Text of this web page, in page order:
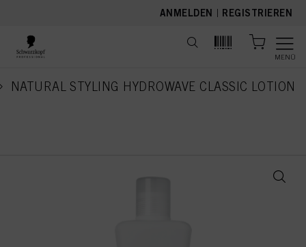
ANMELDEN | REGISTRIEREN
MENÜ
NATURAL STYLING HYDROWAVE CLASSIC LOTION
current page